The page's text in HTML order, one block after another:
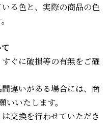
る色と、実際の商品の色
ぐに破損等の有無をご確
違いがある場合には、商
いたします。
交換を行わせていただき